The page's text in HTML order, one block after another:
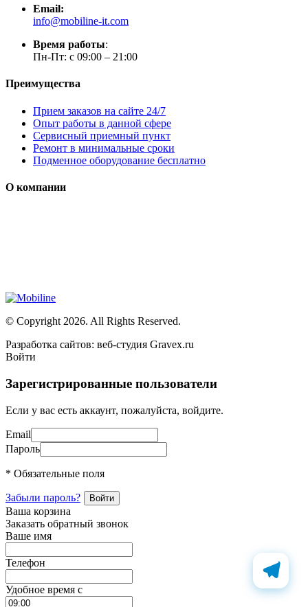
Email:
info@mobiline-it.com
Время работы:
Пн-Пт: с 09:00 – 21:00
Преимущества
Прием заказов на сайте 24/7
Опыт работы в данной сфере
Сервисный приемный пункт
Ремонт в минимальные сроки
Подменное оборудование бесплатно
О компании
© Copyright 2026. All Rights Reserved.
Разработка сайтов: веб-студия Gravex.ru
Войти
Зарегистрированные пользователи
Если у вас есть аккаунт, пожалуйста, войдите.
Email
Пароль
* Обязательные поля
Забыли пароль?
Ваша корзина
Заказать обратный звонок
Ваше имя
Телефон
Удобное время c